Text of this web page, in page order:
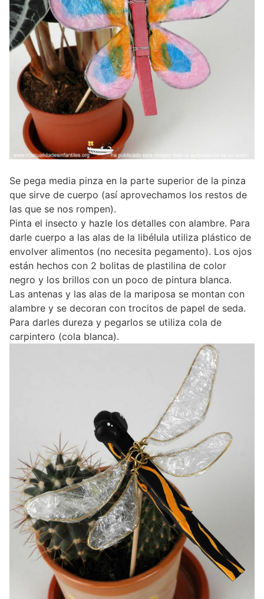
Se pega media pinza en la parte superior de la pinza
que sirve de cuerpo (así aprovechamos los restos de
las que se nos rompen).
Pinta el insecto y hazle los detalles con alambre. Para
darle cuerpo a las alas de la libélula utiliza plástico de
envolver alimentos (no necesita pegamento). Los ojos
están hechos con 2 bolitas de plastilina de color
negro y los brillos con un poco de pintura blanca.
Las antenas y las alas de la mariposa se montan con
alambre y se decoran con trocitos de papel de seda.
Para darles dureza y pegarlos se utiliza cola de
carpintero (cola blanca).